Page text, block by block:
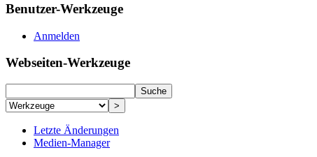
Benutzer-Werkzeuge
Anmelden
Webseiten-Werkzeuge
Letzte Änderungen
Medien-Manager